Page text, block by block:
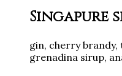
Singapure
gin, cherry brandy,
grenadina sirup,